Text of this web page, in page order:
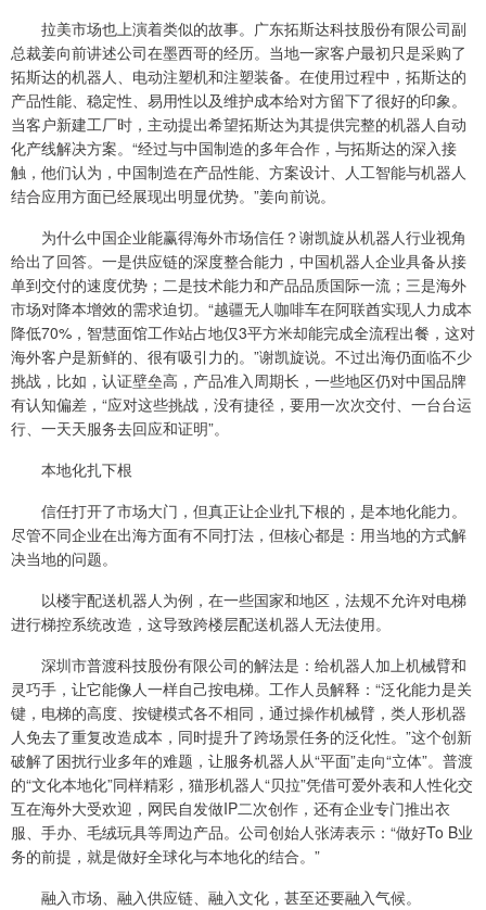
拉美市场也上演着类似的故事。广东拓斯达科技股份有限公司副
总裁姜向前讲述公司在墨西哥的经历。当地一家客户最初只是采购了
拓斯达的机器人、电动注塑机和注塑装备。在使用过程中，拓斯达的
产品性能、稳定性、易用性以及维护成本给对方留下了很好的印象。
当客户新建工厂时，主动提出希望拓斯达为其提供完整的机器人自动
化产线解决方案。“经过与中国制造的多年合作，与拓斯达的深入接
触，他们认为，中国制造在产品性能、方案设计、人工智能与机器人
结合应用方面已经展现出明显优势。”姜向前说。
为什么中国企业能赢得海外市场信任？谢凯旋从机器人行业视角
给出了回答。一是供应链的深度整合能力，中国机器人企业具备从接
单到交付的速度优势；二是技术能力和产品品质国际一流；三是海外
市场对降本增效的需求迫切。“越疆无人咖啡车在阿联酋实现人力成本
降低70%，智慧面馆工作站占地仅3平方米却能完成全流程出餐，这对
海外客户是新鲜的、很有吸引力的。”谢凯旋说。不过出海仍面临不少
挑战，比如，认证壁垒高，产品准入周期长，一些地区仍对中国品牌
有认知偏差，“应对这些挑战，没有捷径，要用一次次交付、一台台运
行、一天天服务去回应和证明”。
本地化扎下根
信任打开了市场大门，但真正让企业扎下根的，是本地化能力。
尽管不同企业在出海方面有不同打法，但核心都是：用当地的方式解
决当地的问题。
以楼宇配送机器人为例，在一些国家和地区，法规不允许对电梯
进行梯控系统改造，这导致跨楼层配送机器人无法使用。
深圳市普渡科技股份有限公司的解法是：给机器人加上机械臂和
灵巧手，让它能像人一样自己按电梯。工作人员解释：“泛化能力是关
键，电梯的高度、按键模式各不相同，通过操作机械臂，类人形机器
人免去了重复改造成本，同时提升了跨场景任务的泛化性。”这个创新
破解了困扰行业多年的难题，让服务机器人从“平面”走向“立体”。普渡
的“文化本地化”同样精彩，猫形机器人“贝拉”凭借可爱外表和人性化交
互在海外大受欢迎，网民自发做IP二次创作，还有企业专门推出衣
服、手办、毛绒玩具等周边产品。公司创始人张涛表示：“做好To B业
务的前提，就是做好全球化与本地化的结合。”
融入市场、融入供应链、融入文化，甚至还要融入气候。